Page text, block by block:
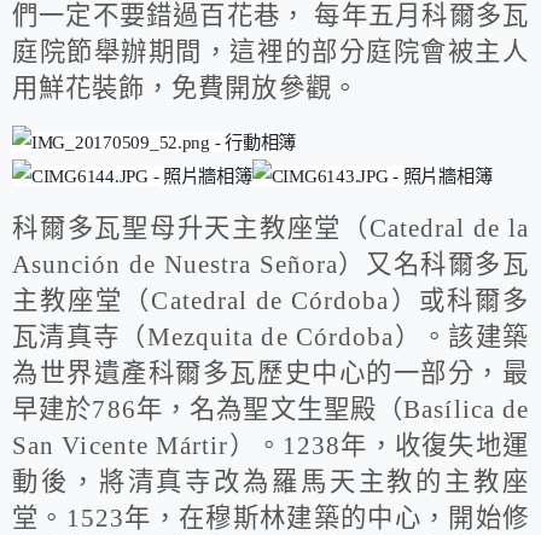
們一定不要錯過百花巷， 每年五月科爾多瓦
庭院節舉辦期間，這裡的部分庭院會被主人
用鮮花裝飾，免費開放參觀。
科爾多瓦聖母升天主教座堂（ Catedral de la
Asunción de Nuestra Señora）又名科爾多瓦
主教座堂（ Catedral de Córdoba ）或科爾多
瓦清真寺（Mezquita de Córdoba）。該建築
為世界遺產科爾多瓦歷史中心的一部分，最
早建於786年，名為聖文生聖殿（Basílica de
San Vicente Mártir）。 1238年，收復失地運
動後，將清真寺改為羅馬天主教的主教座
堂。 1523年，在穆斯林建築的中心，開始修